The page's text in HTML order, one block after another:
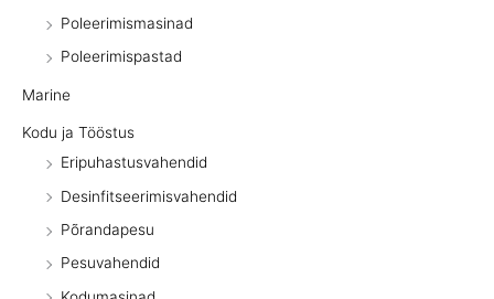
Poleerimismasinad
Poleerimispastad
Marine
Kodu ja Tööstus
Eripuhastusvahendid
Desinfitseerimisvahendid
Põrandapesu
Pesuvahendid